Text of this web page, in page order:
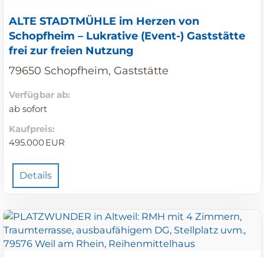
ALTE STADTMÜHLE im Herzen von
Schopfheim – Lukrative (Event-) Gaststätte
frei zur freien Nutzung
79650 Schopfheim, Gaststätte
Verfügbar ab:
ab sofort
Kaufpreis:
495.000 EUR
Details